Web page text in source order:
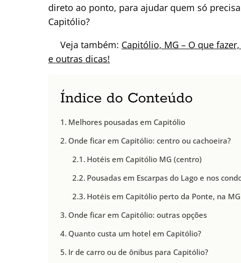
direto ao ponto, para ajudar quem só
Capitólio?
Veja também: Capitólio, MG – O que
e outras dicas!
Índice do Conteúdo
Melhores pousadas em Capitólio
Onde ficar em Capitólio: centro ou cachoeira?
Hotéis em Capitólio MG (centro)
Pousadas em Escarpas do Lago e nos
Hotéis em Capitólio perto da Ponte, na
Onde ficar em Capitólio: outras opções
Quanto custa um hotel em Capitólio?
Ir de carro ou de ônibus para Capitólio?